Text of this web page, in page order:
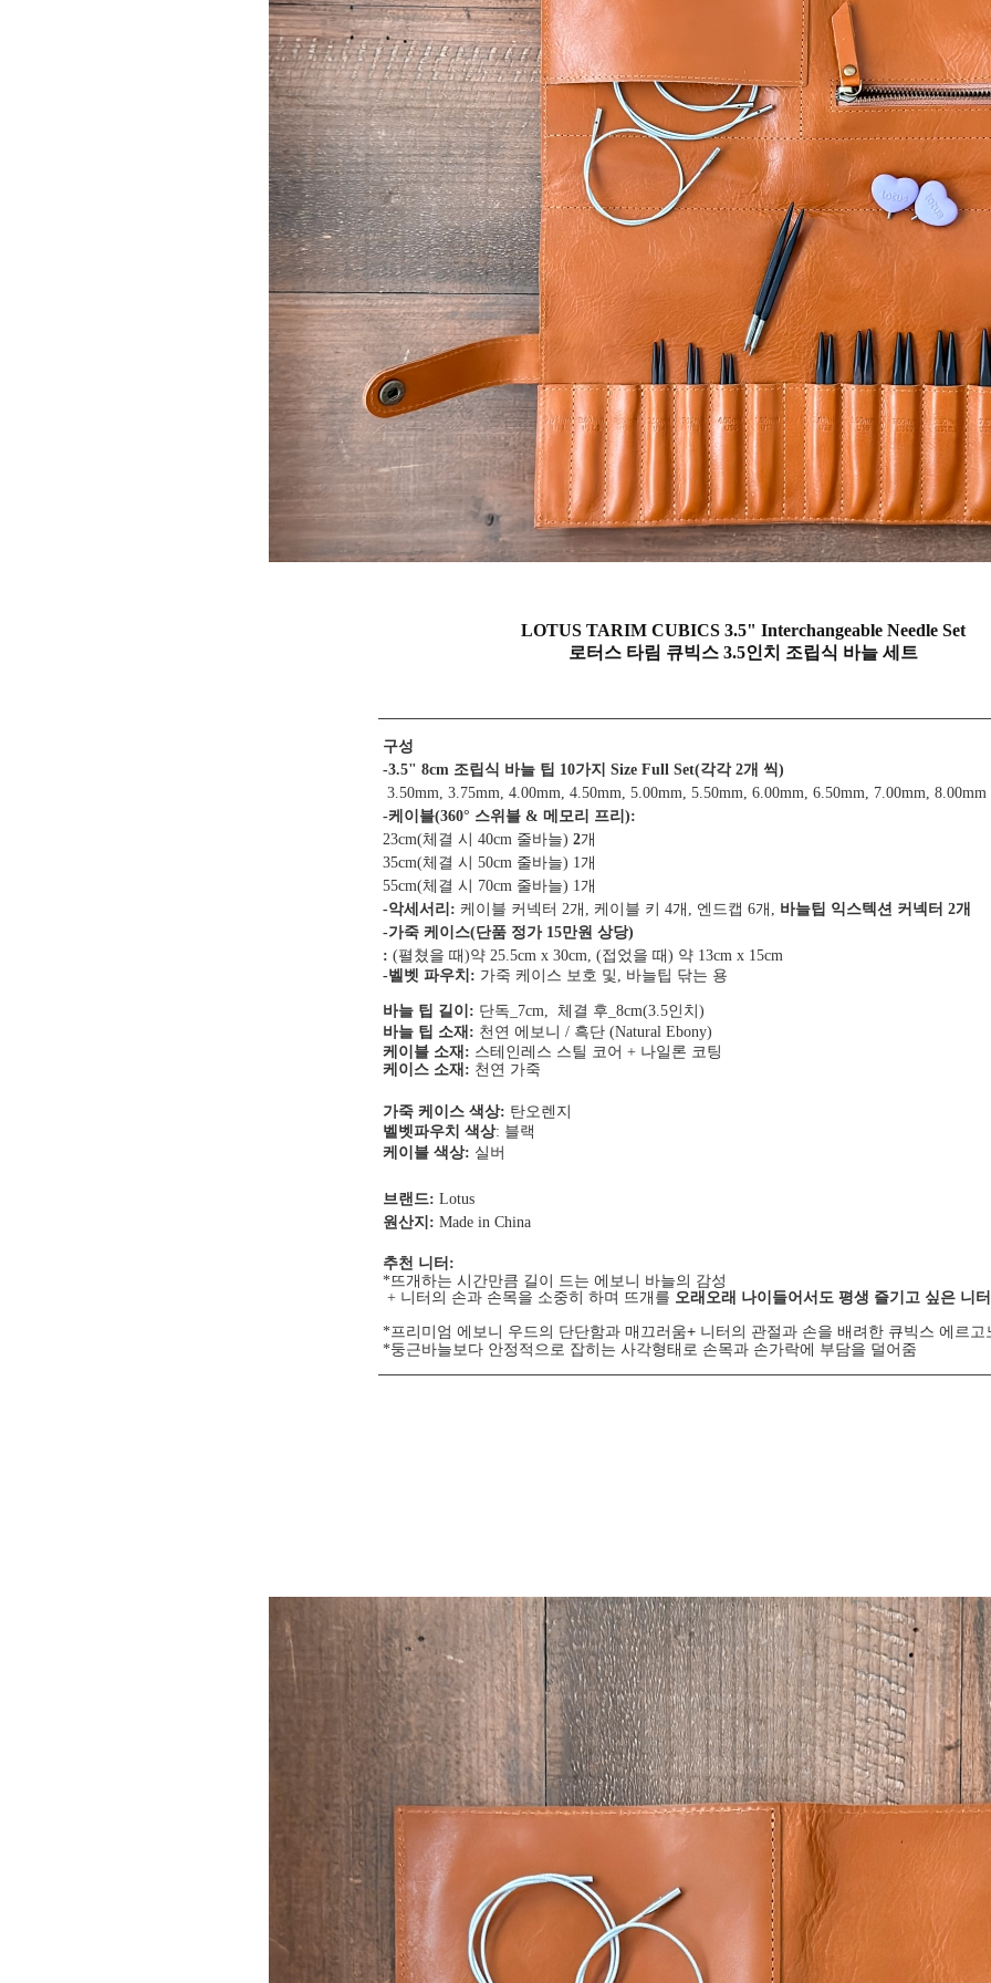
LOTUS TARIM CUBICS 3.5" Interchangeable Needle Set
로터스 타림 큐빅스 3.5인치 조립식 바늘 세트
구성
-3.5" 8cm 조립식 바늘 팁 10가지 Size Full Set(각각 2개 씩)
3.50mm, 3.75mm, 4.00mm, 4.50mm, 5.00mm, 5.50mm, 6.00mm, 6.50mm, 7.00mm, 8.00mm
-케이블(360° 스위블 & 메모리 프리):
23cm(체결 시 40cm 줄바늘) 2개
35cm(체결 시 50cm 줄바늘) 1개
55cm(체결 시 70cm 줄바늘) 1개
-악세서리: 케이블 커넥터 2개, 케이블 키 4개, 엔드캡 6개, 바늘팁 익스텍션 커넥터 2개
-가죽 케이스(단품 정가 15만원 상당)
: (펼쳤을 때)약 25.5cm x 30cm, (접었을 때) 약 13cm x 15cm
-벨벳 파우치: 가죽 케이스 보호 및, 바늘팁 닦는 용
바늘 팁 길이 : 단독_7cm, 체결 후_8cm(3.5인치)
바늘 팁 소재: 천연 에보니 / 흑단 (Natural Ebony)
케이블 소재: 스테인레스 스틸 코어 + 나일론 코팅
케이스 소재: 천연 가죽
가죽 케이스 색상: 탄오렌지
벨벳파우치 색상: 블랙
케이블 색상: 실버
브랜드: Lotus
원산지: Made in China
추천 니터:
*뜨개하는 시간만큼 길이 드는 에보니 바늘의 감성
+ 니터의 손과 손목을 소중히 하며 뜨개를 오래오래 나이들어서도 평생 즐기고 싶은 니터
*프리미엄 에보니 우드의 단단함과 매끄러움+ 니터의 관절과 손을 배려한 큐빅스 에르고
*둥근바늘보다 안정적으로 잡히는 사각형태로 손목과 손가락에 부담을 덜어줌